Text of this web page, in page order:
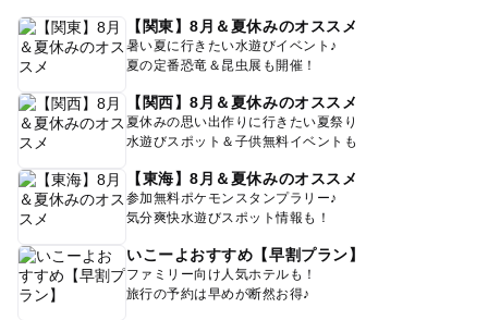
【関東】8月＆夏休みのオススメ
暑い夏に行きたい水遊びイベント♪
夏の定番恐竜＆昆虫展も開催！
【関西】8月＆夏休みのオススメ
夏休みの思い出作りに行きたい夏祭り
水遊びスポット＆子供無料イベントも
【東海】8月＆夏休みのオススメ
参加無料ポケモンスタンプラリー♪
気分爽快水遊びスポット情報も！
いこーよおすすめ【早割プラン】
ファミリー向け人気ホテルも！
旅行の予約は早めが断然お得♪